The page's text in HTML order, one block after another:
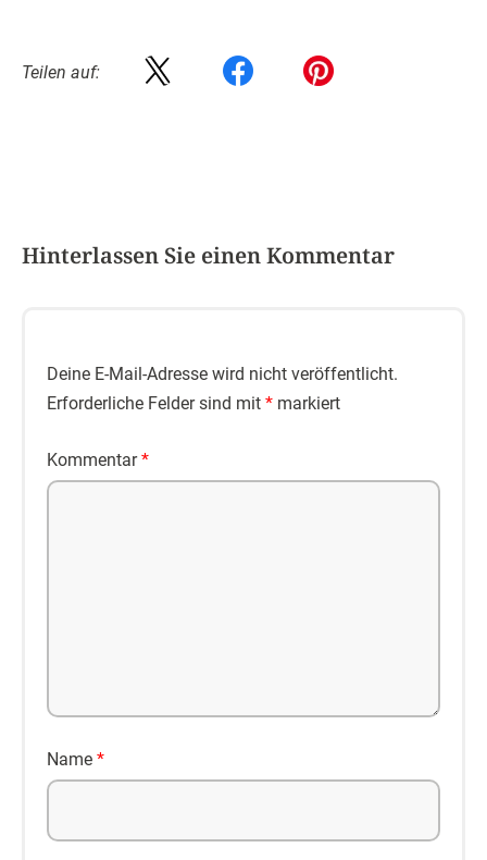
Teilen auf:
Hinterlassen Sie einen Kommentar
Deine E-Mail-Adresse wird nicht veröffentlicht.
Erforderliche Felder sind mit * markiert
Kommentar*
Name *